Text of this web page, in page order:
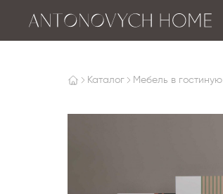
Каталог Мебель в гостиную